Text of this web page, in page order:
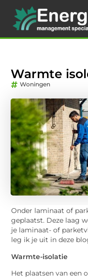
Warmte
Woningen
Onder laminaat of
geplaatst. Deze laag
je laminaat- of
leg ik je uit in deze
Warmte-isolatie
Het plaatsen van een